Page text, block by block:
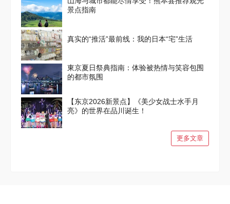
景点指南
真实的“推活”最前线：我的日本“宅”生活
東京夏日祭典指南：体验被热情与笑容包围
的都市氛围
【东京2026新景点】《美少女战士水手月
亮》的世界在品川诞生！
更多文章